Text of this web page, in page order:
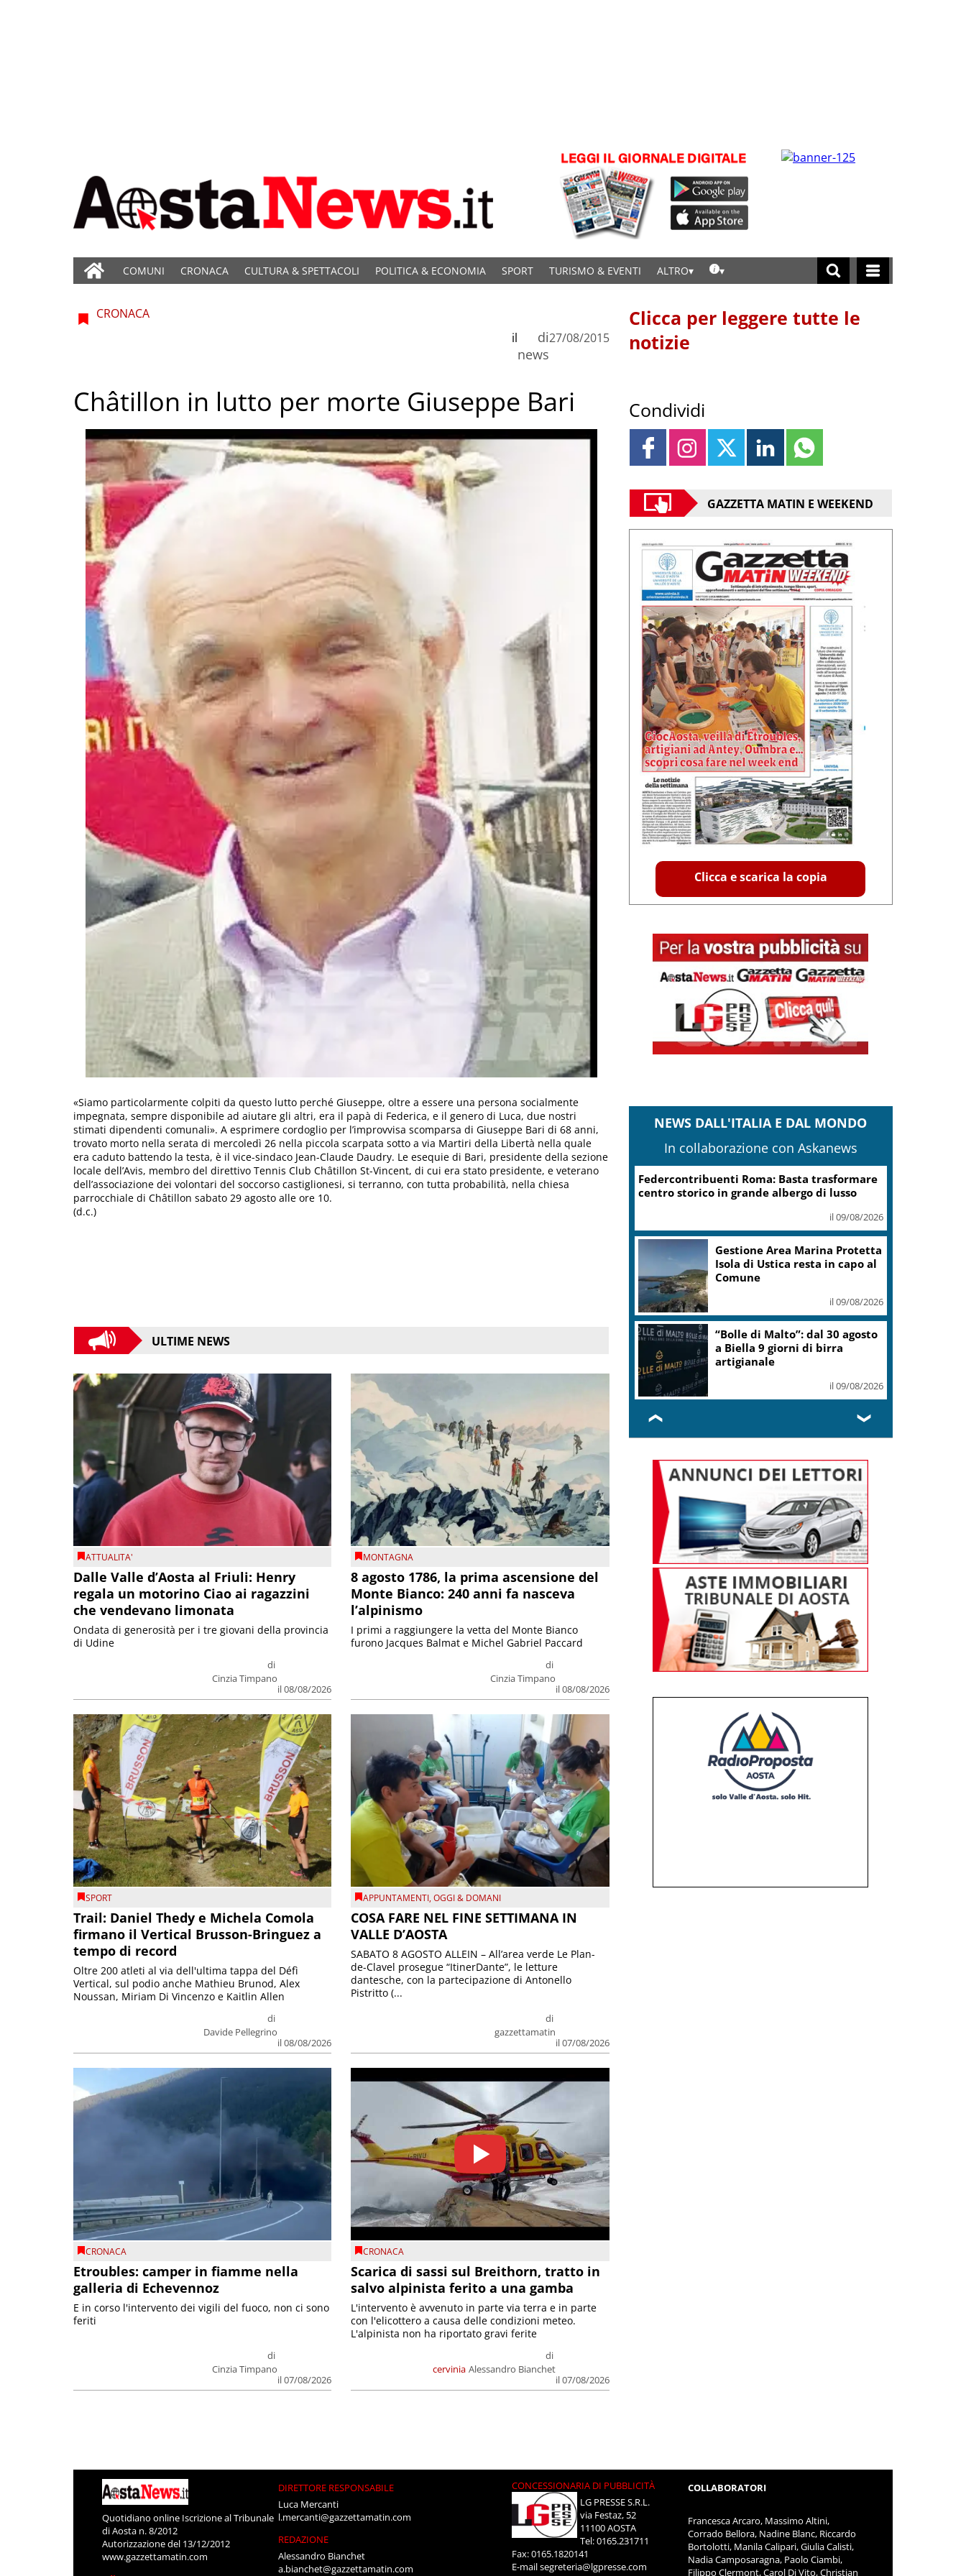
COMUNI CRONACA CULTURA & SPETTACOLI POLITICA & ECONOMIA SPORT TURISMO & EVENTI ALTRO
CRONACA
di
news
il 27/08/2015
Châtillon in lutto per morte Giuseppe Bari
«Siamo particolarmente colpiti da questo lutto perché Giuseppe, oltre a essere una persona socialmente
impegnata, sempre disponibile ad aiutare gli altri, era il papà di Federica, e il genero di Luca, due nostri
stimati dipendenti comunali». A esprimere cordoglio per l’improvvisa scomparsa di Giuseppe Bari di 68 anni,
trovato morto nella serata di mercoledì 26 nella piccola scarpata sotto a via Martiri della Libertà nella quale
era caduto battendo la testa, è il vice-sindaco Jean-Claude Daudry. Le esequie di Bari, presidente della sezione
locale dell’Avis, membro del direttivo Tennis Club Châtillon St-Vincent, di cui era stato presidente, e veterano
dell’associazione dei volontari del soccorso castiglionesi, si terranno, con tutta probabilità, nella chiesa
parrocchiale di Châtillon sabato 29 agosto alle ore 10.
(d.c.)
ULTIME NEWS
ATTUALITA'
Dalle Valle d’Aosta al Friuli: Henry
regala un motorino Ciao ai ragazzini
che vendevano limonata
di
Cinzia Timpano
il 08/08/2026
Ondata di generosità per i tre giovani della provincia
di Udine
MONTAGNA
8 agosto 1786, la prima ascensione del
Monte Bianco: 240 anni fa nasceva
l’alpinismo
di
Cinzia Timpano
il 08/08/2026
I primi a raggiungere la vetta del Monte Bianco
furono Jacques Balmat e Michel Gabriel Paccard
SPORT
Trail: Daniel Thedy e Michela Comola
firmano il Vertical Brusson-Bringuez a
tempo di record
di
Davide Pellegrino
il 08/08/2026
Oltre 200 atleti al via dell'ultima tappa del Défì
Vertical, sul podio anche Mathieu Brunod, Alex
Noussan, Miriam Di Vincenzo e Kaitlin Allen
APPUNTAMENTI,OGGI & DOMANI
COSA FARE NEL FINE SETTIMANA IN
VALLE D’AOSTA
di
gazzettamatin
il 07/08/2026
SABATO 8 AGOSTO ALLEIN – All’area verde Le Plan-
de-Clavel prosegue “ItinerDante”, le letture
dantesche, con la partecipazione di Antonello
Pistritto (...
CRONACA
Etroubles: camper in fiamme nella
galleria di Echevennoz
di
Cinzia Timpano
il 07/08/2026
E in corso l'intervento dei vigili del fuoco, non ci sono
feriti
CRONACA
Scarica di sassi sul Breithorn, tratto in
salvo alpinista ferito a una gamba
cervinia
di
Alessandro Bianchet
il 07/08/2026
L'intervento è avvenuto in parte via terra e in parte
con l'elicottero a causa delle condizioni meteo.
L'alpinista non ha riportato gravi ferite
Clicca per leggere tutte le
notizie
Condividi
GAZZETTA MATIN E WEEKEND
Clicca e scarica la copia
NEWS DALL'ITALIA E DAL MONDO
In collaborazione con Askanews
Puglia, Ergastolano evade da
domiciliari, preso dai
il 09/08/2026
Turismo, Bluvacanze: crescono
giovani e prenotazioni sotto
il 09/08/2026
Orsi, attenzione alle mappe dei singoli
avvistamenti pubblicate online
il 08/08/2026
❮ ❯
Quotidiano online Iscrizione al Tribunale
di Aosta n. 8/2012
Autorizzazione del 13/12/2012
www.gazzettamatin.com
DIRETTORE RESPONSABILE
Luca Mercanti
l.mercanti@gazzettamatin.com
REDAZIONE
Alessandro Bianchet
a.bianchet@gazzettamatin.com
CONCESSIONARIA DI PUBBLICITÀ
LG PRESSE S.R.L.
via Festaz, 52
11100 AOSTA
Tel: 0165.231711
Fax: 0165.1820141
E-mailsegreteria@lgpresse.com
COLLABORATORI
Francesca Arcaro, Massimo Altini,
Corrado Bellora, Nadine Blanc, Riccardo
Bortolotti, Manila Calipari, Giulia Calisti,
Nadia Camposaragna, Paolo Ciambi,
Filippo Clermont, Carol Di Vito, Christian